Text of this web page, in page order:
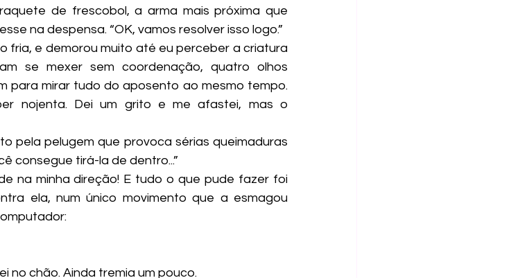
de frescobol, a arma mais próxima que
na despensa. “OK, vamos resolver isso logo.”
se mexer sem coordenação, quatro olhos
para mirar tudo do aposento ao mesmo tempo.
nojenta. Dei um grito e me afastei, mas o
consegue tirá-la de dentro...”
na minha direção! E tudo o que pude fazer foi
ela, num único movimento que a esmagou
no chão. Ainda tremia um pouco.